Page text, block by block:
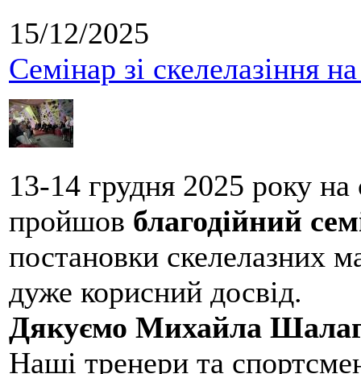
15/12/2025
Семінар зі скелелазіння
13-14 грудня 2025 року
пройшов благодійний
постановки скелелазних
дуже корисний досвід.
Дякуємо Михайла
Наші тренери та